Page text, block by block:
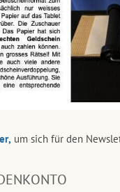
um sich für den